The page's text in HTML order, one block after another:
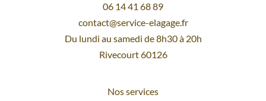
06 14 41 68 89
contact@service-elagage.fr
Du lundi au samedi de 8h30 à 20h
Rivecourt 60126
Nos services